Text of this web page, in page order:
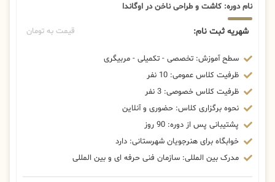
نام دوره: کاشت و طراحی ناخن در اوگاندا
شهریه ثبت نام: قیمت به تومان
سطح آموزش: تخصصی - تکمیلی - مربیگری
ظرفیت کلاس عمومی: 10 نفر
ظرفیت کلاس خصوصی: 3 نفر
نحوه برگزاری کلاس: حضوری و آنلاین
پشتیبانی پس از دوره: 90 روز
خوابگاه برای هنرجویان شهرستانی: دارد
مدرک بین المللی: سازمان فنی حرفه ای و بین المللی